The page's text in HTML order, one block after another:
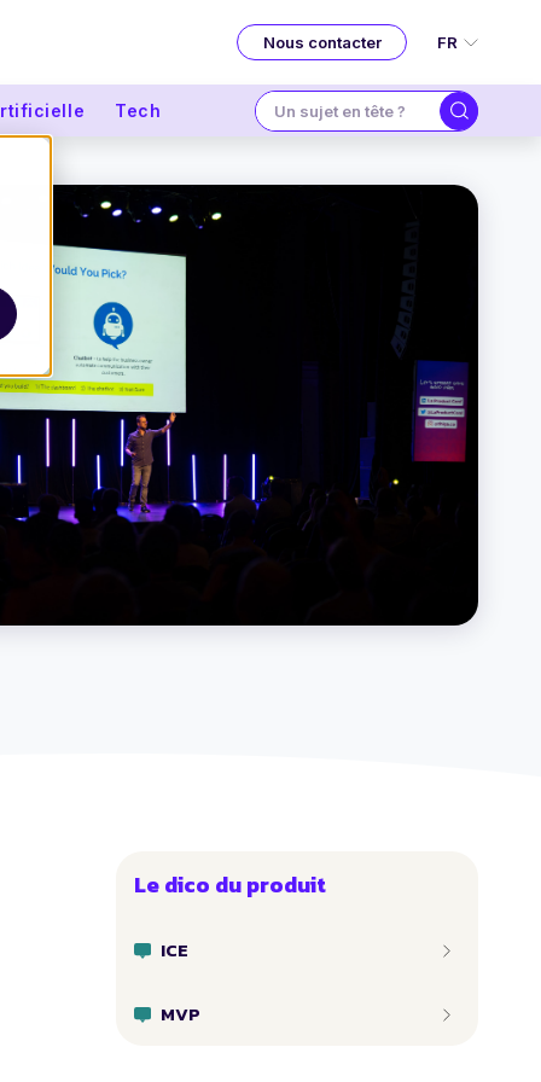
Nous contacter FR
Tech
Le dico du produit
ICE
MVP